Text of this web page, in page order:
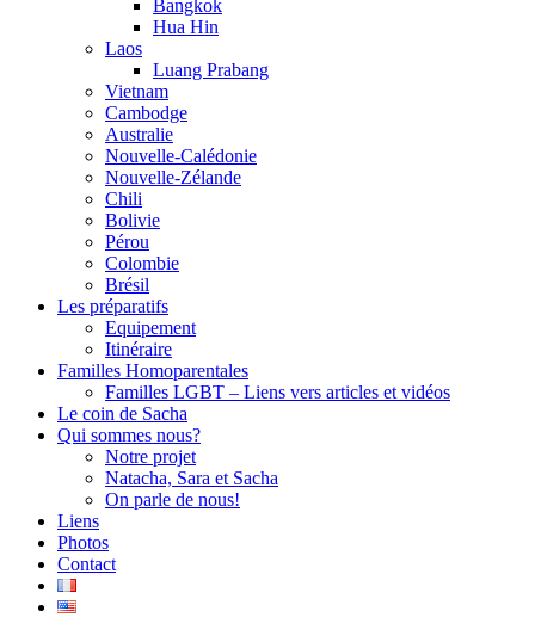
Bangkok
Hua Hin
Laos
Luang Prabang
Vietnam
Cambodge
Australie
Nouvelle-Calédonie
Nouvelle-Zélande
Chili
Bolivie
Pérou
Colombie
Brésil
Les préparatifs
Equipement
Itinéraire
Familles Homoparentales
Familles LGBT – Liens vers articles et vidéos
Le coin de Sacha
Qui sommes nous?
Notre projet
Natacha, Sara et Sacha
On parle de nous!
Liens
Photos
Contact